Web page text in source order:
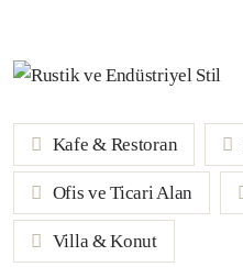
Kafe & Restoran
Ofis ve Ticari Alan
Villa & Konut